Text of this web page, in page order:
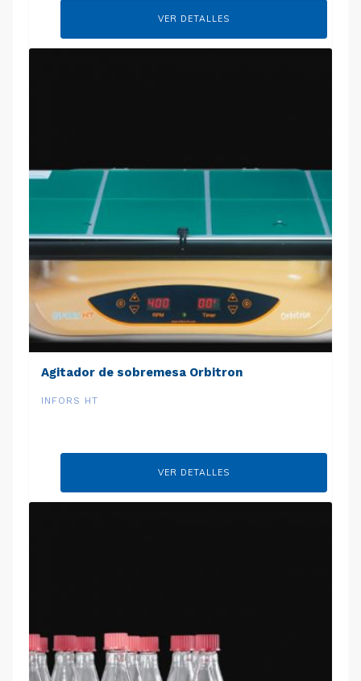
VER DETALLES
Agitador de sobremesa Orbitron
INFORS HT
VER DETALLES